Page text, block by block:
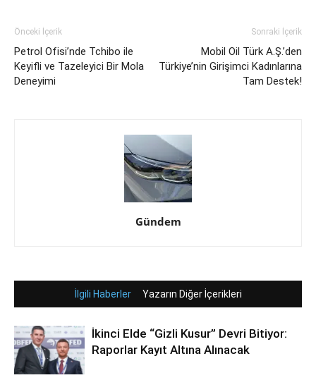
Önceki İçerik
Petrol Ofisi’nde Tchibo ile
Keyifli ve Tazeleyici Bir Mola
Deneyimi
Sonraki İçerik
Mobil Oil Türk A.Ş.’den
Türkiye’nin Girişimci Kadınlarına
Tam Destek!
Gündem
İlgili Haberler Yazarın Diğer İçerikleri
İkinci Elde “Gizli Kusur” Devri Bitiyor:
Raporlar Kayıt Altına Alınacak